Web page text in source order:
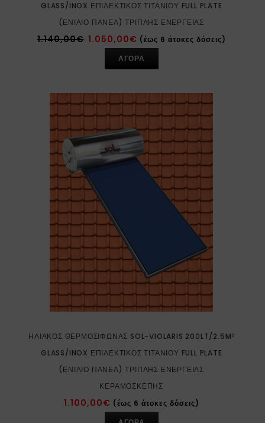
GLASS/INOX ΕΠΙΛΕΚΤΙΚΌΣ ΤΙΤΑΝΊΟΥ FULL PLATE
(ΕΝΙΑΊΟ ΠΆΝΕΛ) ΤΡΙΠΛΉΣ ΕΝΈΡΓΕΙΑΣ
1.140,00€ 1.050,00€ (έως 6 άτοκες δόσεις)
ΑΓΟΡΑ
ΗΛΙΑΚΌΣ ΘΕΡΜΟΣΊΦΩΝΑΣ SOL-VIOLARIS 200LT/2.5M²
GLASS/INOX ΕΠΙΛΕΚΤΙΚΌΣ ΤΙΤΑΝΊΟΥ FULL PLATE
(ΕΝΙΑΊΟ ΠΆΝΕΛ) ΤΡΙΠΛΉΣ ΕΝΈΡΓΕΙΑΣ
ΚΕΡΑΜΟΣΚΕΠΉΣ
1.100,00€ (έως 6 άτοκες δόσεις)